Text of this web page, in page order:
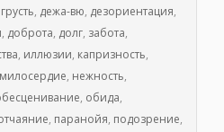
грусть, дежа-вю, дезориентация,
, доброта, долг, забота,
, иллюзии, капризность,
милосердие, нежность,
, обида,
, паранойя, подозрение,